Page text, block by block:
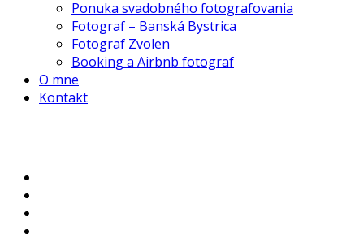
Ponuka svadobného fotografovania
Fotograf – Banská Bystrica
Fotograf Zvolen
Booking a Airbnb fotograf
O mne
Kontakt